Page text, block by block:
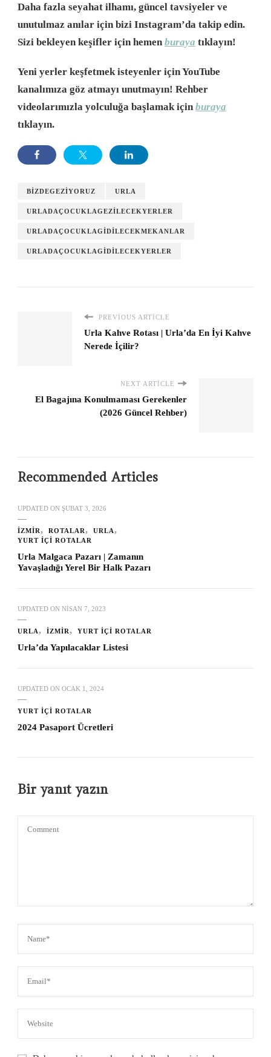
Daha fazla seyahat ilhamı, güncel tavsiyeler ve
unutulmaz anılar için bizi Instagram’da takip edin.
Sizi bekleyen keşifler için hemen buraya tıklayın!
Yeni yerler keşfetmek isteyenler için YouTube
kanalımıza göz atmayı unutmayın! Rehber
videolarımızla yolculuğa başlamak için buraya
tıklayın.
BIZDEGEZIYORUZ URLA
URLADAÇOCUKLAGEZILECEKYERLER
URLADAÇOCUKLAGIDILECEKMEKANLAR
URLADAÇOCUKLAGIDILECEKYERLER
PREVIOUS ARTICLE
Urla Kahve Rotası | Urla’da En İyi Kahve
Nerede İçilir?
NEXT ARTICLE
El Bagajına Konulmaması Gerekenler
(2026 Güncel Rehber)
Recommended Articles
UPDATED ON ŞUBAT 3, 2026
İZMIR ROTALAR
URLA
YURT İÇI ROTALAR
Urla Malgaca Pazarı | Zamanın
Yavaşladığı Yerel Bir Halk Pazarı
UPDATED ON NISAN 7, 2023
URLA İZMIR YURT İÇI ROTALAR
Urla’da Yapılacaklar Listesi
UPDATED ON OCAK 1, 2024
YURT İÇI ROTALAR
2024 Pasaport Ücretleri
Bir yanıt yazın